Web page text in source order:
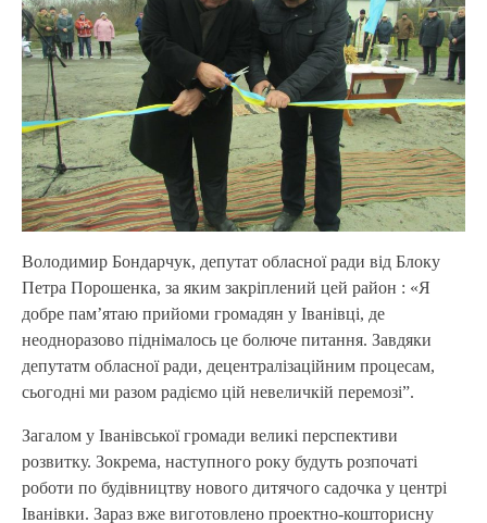
Володимир Бондарчук, депутат обласної ради від Блоку
Петра Порошенка, за яким закріплений цей район : «Я
добре пам’ятаю прийоми громадян у Іванівці, де
неодноразово піднімалось це болюче питання. Завдяки
депутатм обласної ради, децентралізаційним процесам,
сьогодні ми разом радіємо цій невеличкій перемозі”.
Загалом у Іванівської громади великі перспективи
розвитку. Зокрема, наступного року будуть розпочаті
роботи по будівництву нового дитячого садочка у центрі
Іванівки. Зараз вже виготовлено проектно-кошторисну